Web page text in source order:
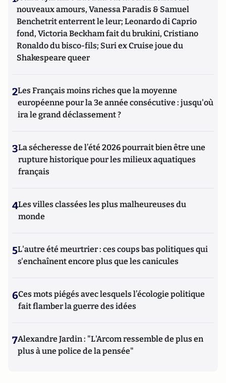
nouveaux amours, Vanessa Paradis & Samuel
Benchetrit enterrent le leur; Leonardo di Caprio
fond, Victoria Beckham fait du brukini, Cristiano
Ronaldo du bisco-fils; Suri ex Cruise joue du
Shakespeare queer
2Les Français moins riches que la moyenne
européenne pour la 3e année consécutive : jusqu'où
ira le grand déclassement ?
3La sécheresse de l’été 2026 pourrait bien être une
rupture historique pour les milieux aquatiques
français
4Les villes classées les plus malheureuses du
monde
5L'autre été meurtrier : ces coups bas politiques qui
s'enchaînent encore plus que les canicules
6Ces mots piégés avec lesquels l’écologie politique
fait flamber la guerre des idées
7Alexandre Jardin : "L'Arcom ressemble de plus en
plus à une police de la pensée"